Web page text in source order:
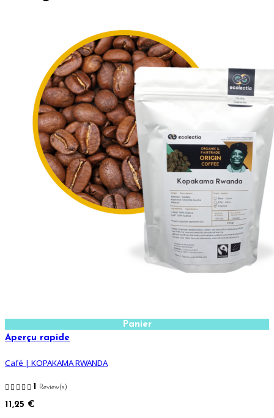
Panier
Aperçu rapide
Café | KOPAKAMA RWANDA
1 Review(s)
11,25 €